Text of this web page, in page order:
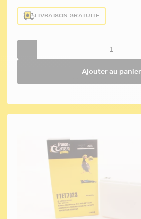
LIVRAISON GRATUITE
-
Ajouter au panier